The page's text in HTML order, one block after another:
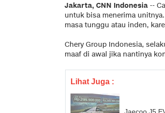
Jakarta, CNN Indonesia --
untuk bisa menerima
masa tunggu atau inden,
Chery Group Indonesia,
maaf di awal jika nantinya
Lihat Juga :